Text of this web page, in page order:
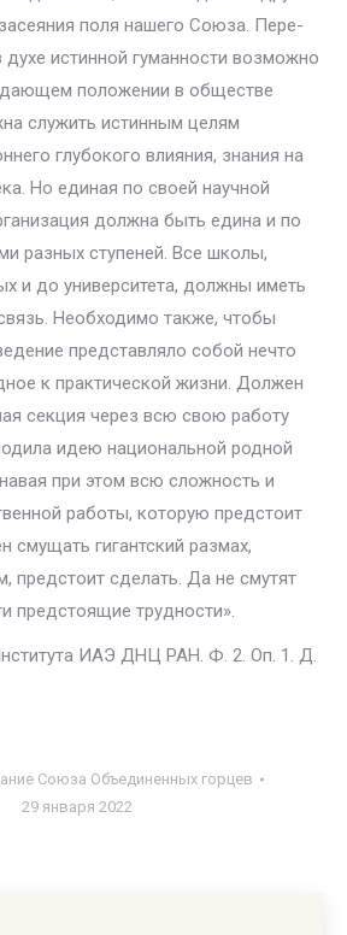
поля нашего Союза. Пере­
истинной гуманности возможно
положении в обществе
служить истинным целям
глубокого влияния, знания на
Но единая по своей научной
должна быть едина и по
разных ступеней. Все школы,
и до университета, должны иметь
Необходимо также, чтобы
представляло собой нечто
к практической жиз­ни. Должен
секция через всю свою работу
идею национальной родной
при этом всю сложность и
работы, которую предстоит
смущать гигантский размах,
предстоит сделать. Да не смутят
предстоящие трудности».
ИАЭ ДНЦ РАН. Ф. 2. Oп. 1. Д.
Союза Объединенных горцев
29 января 2022